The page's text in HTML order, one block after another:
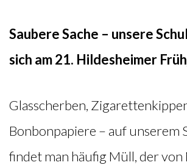
Saubere Sache – unsere
sich am 21. Hildesheimer
Glasscherben,
Bonbonpapiere – auf unserem
findet man häufig Müll, der von